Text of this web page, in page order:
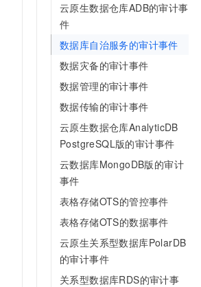
云原生数据仓库ADB的审计事
件
数据库自治服务的审计事件
数据灾备的审计事件
数据管理的审计事件
数据传输的审计事件
云原生数据仓库AnalyticDB
PostgreSQL版的审计事件
云数据库MongoDB版的审计
事件
表格存储OTS的管控事件
表格存储OTS的数据事件
云原生关系型数据库PolarDB
的审计事件
关系型数据库RDS的审计事
大数据计算
媒体服务
企业服务与云通信
域名与网站
终端用户计算
开发工具
专有云
企业出海
政企业务